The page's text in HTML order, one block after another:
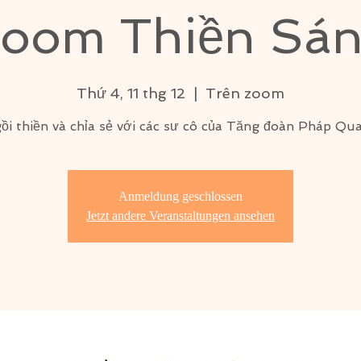
Thiền
Thứ 4, 11 thg 12 Trên zoom
thiền và chỉa sẻ với các sư cô của Tăng đoàn Pháp
Anmeldung geschlossen
Jetzt andere Veranstaltungen ansehen